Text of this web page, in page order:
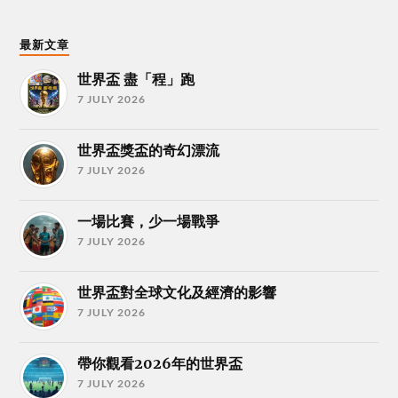
最新文章
世界盃 盡「程」跑
7 JULY 2026
世界盃獎盃的奇幻漂流
7 JULY 2026
一場比賽，少一場戰爭
7 JULY 2026
世界盃對全球文化及經濟的影響
7 JULY 2026
帶你觀看2026年的世界盃
7 JULY 2026